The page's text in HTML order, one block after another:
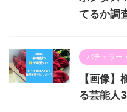
てるか調
バチェラー
【画像
る芸能人